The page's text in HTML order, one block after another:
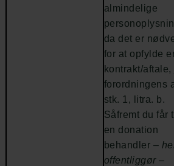
almindelige
da det er
for at opfylde
kontrakt/aftale,
forordningens
stk. 1, litra. b.
Såfremt du får
en donation
behandler –
offentliggør–